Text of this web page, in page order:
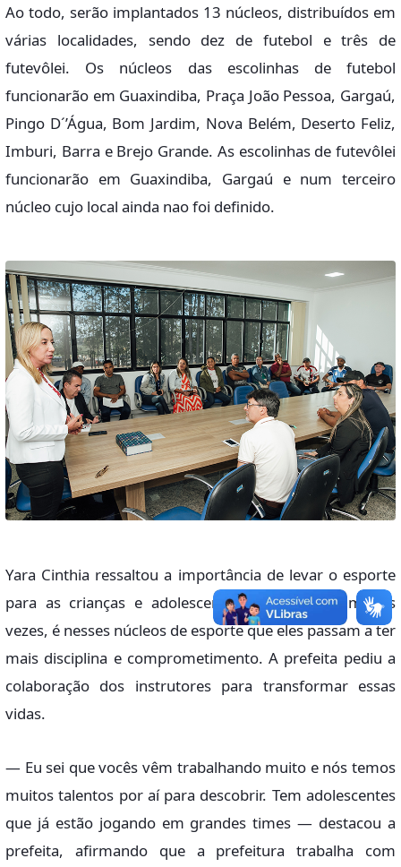
Ao todo, serão implantados 13 núcleos, distribuídos em
várias localidades, sendo dez de futebol e três de
futevôlei. Os núcleos das escolinhas de futebol
funcionarão em Guaxindiba, Praça João Pessoa, Gargaú,
Pingo D´’Água, Bom Jardim, Nova Belém, Deserto Feliz,
Imburi, Barra e Brejo Grande. As escolinhas de futevôlei
funcionarão em Guaxindiba, Gargaú e num terceiro
núcleo cujo local ainda nao foi definido.
Yara Cinthia ressaltou a importância de levar o esporte
para as crianças e adolescentes e disse que, muitas
vezes, é nesses núcleos de esporte que eles passam a ter
mais disciplina e comprometimento. A prefeita pediu a
colaboração dos instrutores para transformar essas
vidas.
— Eu sei que vocês vêm trabalhando muito e nós temos
muitos talentos por aí para descobrir. Tem adolescentes
que já estão jogando em grandes times — destacou a
prefeita, afirmando que a prefeitura trabalha com